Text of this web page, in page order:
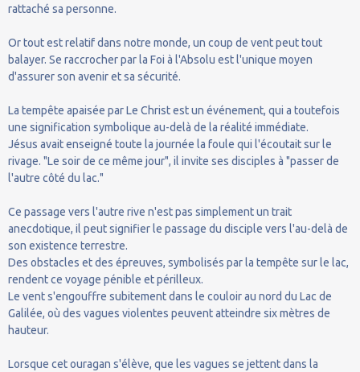
rattaché sa personne.
Or tout est relatif dans notre monde, un coup de vent peut tout
balayer. Se raccrocher par la Foi à l'Absolu est l'unique moyen
d'assurer son avenir et sa sécurité.
La tempête apaisée par Le Christ est un événement, qui a toutefois
une signification symbolique au-delà de la réalité immédiate.
Jésus avait enseigné toute la journée la foule qui l'écoutait sur le
rivage. "Le soir de ce même jour", il invite ses disciples à "passer de
l'autre côté du lac."
Ce passage vers l'autre rive n'est pas simplement un trait
anecdotique, il peut signifier le passage du disciple vers l'au-delà de
son existence terrestre.
Des obstacles et des épreuves, symbolisés par la tempête sur le lac,
rendent ce voyage pénible et périlleux.
Le vent s'engouffre subitement dans le couloir au nord du Lac de
Galilée, où des vagues violentes peuvent atteindre six mètres de
hauteur.
Lorsque cet ouragan s'élève, que les vagues se jettent dans la